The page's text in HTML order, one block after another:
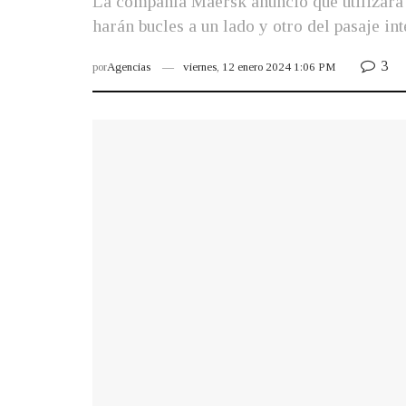
harán bucles a un lado y otro del pasaje
porAgencias viernes, 12 enero 2024 1:06 PM 3